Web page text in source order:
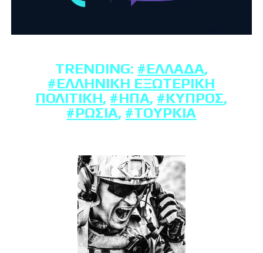
TRENDING: #ΕΛΛΆΔΑ,
#ΕΛΛΗΝΙΚΉ ΕΞΩΤΕΡΙΚΉ
ΠΟΛΙΤΙΚΉ, #ΗΠΑ, #ΚΎΠΡΟΣ,
#ΡΩΣΊΑ, #ΤΟΥΡΚΊΑ